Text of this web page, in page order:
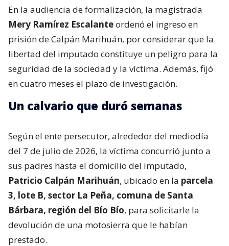
En la audiencia de formalización, la magistrada
Mery Ramírez Escalanteordenó el ingreso en
prisión de Calpán Marihuán, por considerar que la
libertad del imputado constituye un peligro para la
seguridad de la sociedad y la víctima. Además, fijó
en cuatro meses el plazo de investigación.
Un calvario que duró semanas
Según el ente persecutor, alrededor del mediodía
del 7 de julio de 2026, la víctima concurrió junto a
sus padres hasta el domicilio del imputado,
Patricio Calpán Marihuán, ubicado en la parcela
3, lote B, sector La Peña, comuna de Santa
Bárbara, región del Bío Bío, para solicitarle la
devolución de una motosierra que le habían
prestado.